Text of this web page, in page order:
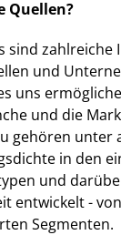
Quellen?
sind zahlreiche
und
uns
und die
gehören unter
in den
und
entwickelt -
Segmenten.